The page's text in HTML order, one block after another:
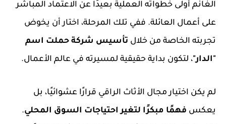
الغانم أولى خطواته العملية بعيدًا عن الاعتماد المباشر
على أعمال العائلة. ففي تلك المرحلة، اختار أن يخوض
تجربته الخاصة من خلال تأسيس شركة حملت اسم
"الدار"، لتكون بداية حقيقية لمسيرته في عالم الأعمال.
لم يكن اختيار مجال الأثاث الراقي قرارًا عشوائيًا، بل
يعكس فهمًا مبكرًا لتغير احتياجات السوق المحلي.